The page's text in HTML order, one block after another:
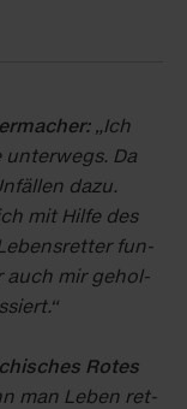
„Ich
Da
da­zu.
mit Hil­fe des
fun­
auch mir ge­hol­
Ro­tes
man Le­ben ret­